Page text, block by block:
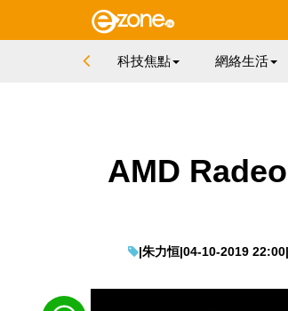
科技焦點 網絡生活
AMD
|朱力恒|04-10-2019 22:00|